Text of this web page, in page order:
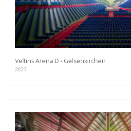
Veltins Arena D - Gelsenkirchen
2023